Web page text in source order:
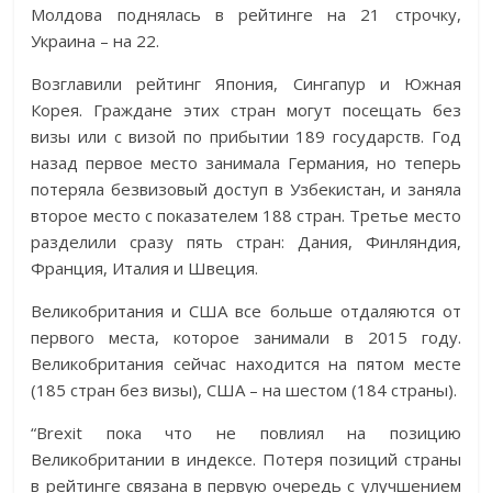
Молдова поднялась в рейтинге на 21 строчку,
Украина – на 22.
Возглавили рейтинг Япония, Сингапур и Южная
Корея. Граждане этих стран могут посещать без
визы или с визой по прибытии 189 государств. Год
назад первое место занимала Германия, но теперь
потеряла безвизовый доступ в Узбекистан, и заняла
второе место с показателем 188 стран. Третье место
разделили сразу пять стран: Дания, Финляндия,
Франция, Италия и Швеция.
Великобритания и США все больше отдаляются от
первого места, которое занимали в 2015 году.
Великобритания сейчас находится на пятом месте
(185 стран без визы), США – на шестом (184 страны).
“Brexit пока что не повлиял на позицию
Великобритании в индексе. Потеря позиций страны
в рейтинге связана в первую очередь с улучшением